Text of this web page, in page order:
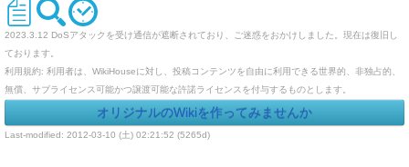
2023.3.12 DoSアタックを受け通信が遮断されており、ご迷惑をおかけしました。現在は復旧し
ております。
利用規約: 利用者は、WikiHouseに対し、投稿コンテンツを自由に利用できる世界的、非独占的、
無償、サブライセンス可能かつ譲渡可能な許諾ライセンスを付与するものとします。
オリジナルのWikiを作ってみませんか
Last-modified: 2012-03-10 (土) 02:21:52 (5265d)